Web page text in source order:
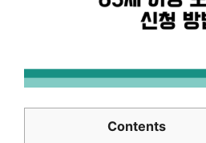
Contents